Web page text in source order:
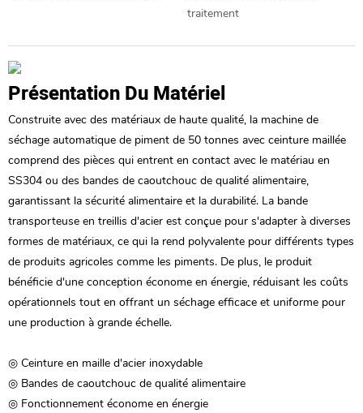
traitement
Présentation Du Matériel
Construite avec des matériaux de haute qualité, la machine de
séchage automatique de piment de 50 tonnes avec ceinture maillée
comprend des pièces qui entrent en contact avec le matériau en
SS304 ou des bandes de caoutchouc de qualité alimentaire,
garantissant la sécurité alimentaire et la durabilité. La bande
transporteuse en treillis d'acier est conçue pour s'adapter à diverses
formes de matériaux, ce qui la rend polyvalente pour différents types
de produits agricoles comme les piments. De plus, le produit
bénéficie d'une conception économe en énergie, réduisant les coûts
opérationnels tout en offrant un séchage efficace et uniforme pour
une production à grande échelle.
◎ Ceinture en maille d'acier inoxydable
◎ Bandes de caoutchouc de qualité alimentaire
◎ Fonctionnement économe en énergie